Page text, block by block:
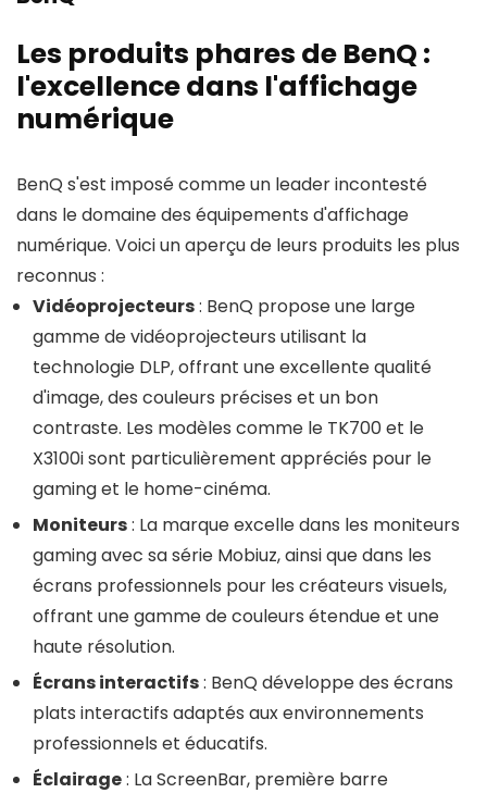
Les produits phares de BenQ :
l'excellence dans l'affichage
numérique
BenQ s'est imposé comme un leader incontesté
dans le domaine des équipements d'affichage
numérique. Voici un aperçu de leurs produits les plus
reconnus :
Vidéoprojecteurs: BenQ propose une large
gamme de vidéoprojecteurs utilisant la
technologie DLP, offrant une excellente qualité
d'image, des couleurs précises et un bon
contraste. Les modèles comme le TK700 et le
X3100i sont particulièrement appréciés pour le
gaming et le home-cinéma.
Moniteurs: La marque excelle dans les moniteurs
gaming avec sa série Mobiuz, ainsi que dans les
écrans professionnels pour les créateurs visuels,
offrant une gamme de couleurs étendue et une
haute résolution.
Écrans interactifs: BenQ développe des écrans
plats interactifs adaptés aux environnements
professionnels et éducatifs.
Éclairage: La ScreenBar, première barre